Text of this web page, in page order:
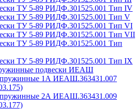
ТУ 5-89 РИДФ.301525.001 Тип IV
ТУ 5-89 РИДФ.301525.001 Тип V
ТУ 5-89 РИДФ.301525.001 Тип VI
ТУ 5-89 РИДФ.301525.001 Тип VII
ТУ 5-89 РИДФ.301525.001 Тип
ТУ 5-89 РИДФ.301525.001 Тип IX
подвески ИЕАШ
пружинные 1А ИЕАШ.363431.007
пружинные 2А ИЕАШ.363431.009